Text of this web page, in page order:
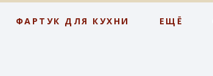
ФАРТУК ДЛЯ КУХНИ ЕЩЁ